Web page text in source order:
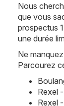
Nous
que vous
prospectus
une durée
Ne
Parcourez
Rexel
Rexel